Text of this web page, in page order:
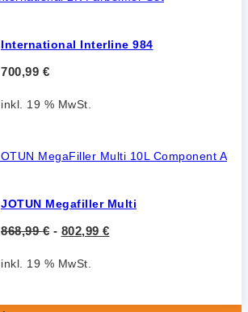
International Interline 984
700,99 €
inkl. 19 % MwSt.
JOTUN Megafiller Multi
868,99€ - 802,99 €
inkl. 19 % MwSt.